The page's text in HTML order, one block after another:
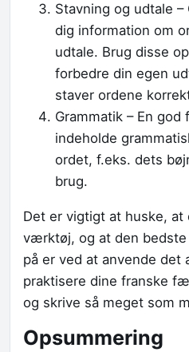
Stavning og udtale
dig information om
udtale. Brug disse
forbedre din egen
staver ordene
Grammatik – En
indeholde
ordet, f.eks. dets
brug.
Det er vigtigt at huske,
værktøj, og at den
på er ved at anvende det
praktisere dine franske
og skrive så meget som
Opsummering